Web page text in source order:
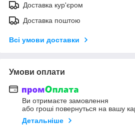
Доставка кур'єром
Доставка поштою
Всі умови доставки
Умови оплати
Ви отримаєте замовлення
або гроші повернуться на вашу
Детальніше